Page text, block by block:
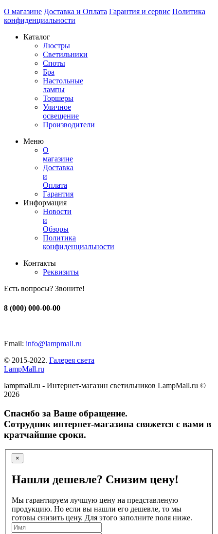
О магазине Доставка и Оплата Гарантия и сервис Политика
конфиденциальности
Каталог
Люстры
Светильники
Споты
Бра
Настольные
лампы
Торшеры
Уличное
освещение
Производители
Меню
О
магазине
Доставка
и
Оплата
Гарантия
Информация
Новости
и
Обзоры
Политика
конфиденциальности
Контакты
Реквизиты
Есть вопросы? Звоните!
8 (000) 000-00-00
Email: info@lampmall.ru
© 2015-2022. Галерея света
LampMall.ru
lampmall.ru - Интернет-магазин светильников LampMall.ru ©
2026
Спасибо за Ваше обращение.
Сотрудник интернет-магазина свяжется с вами в
кратчайшие сроки.
×
Нашли дешевле? Снизим цену!
Мы гарантируем лучшую цену на представленую
продукцию. Но если вы нашли его дешевле, то мы
готовы снизить цену. Для этого заполните поля ниже.